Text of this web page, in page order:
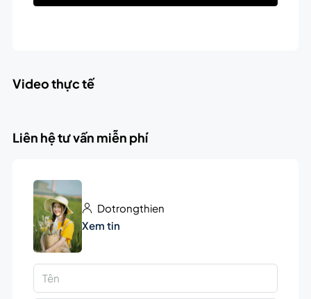
Video thực tế
Liên hệ tư vấn miễn phí
Dotrongthien
Xem tin